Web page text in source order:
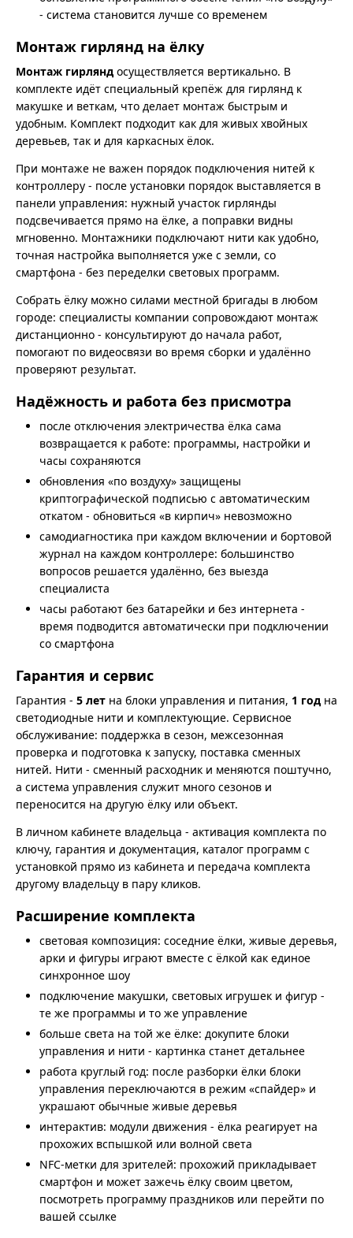
- система становится лучше со временем
Монтаж гирлянд на ёлку
Монтаж гирляндосуществляется вертикально. В
комплекте идёт специальный крепёж для гирлянд к
макушке и веткам, что делает монтаж быстрым и
удобным. Комплект подходит как для живых хвойных
деревьев, так и для каркасных ёлок.
При монтаже не важен порядок подключения нитей к
контроллеру - после установки порядок выставляется в
панели управления: нужный участок гирлянды
подсвечивается прямо на ёлке, а поправки видны
мгновенно. Монтажники подключают нити как удобно,
точная настройка выполняется уже с земли, со
смартфона - без переделки световых программ.
Собрать ёлку можно силами местной бригады в любом
городе: специалисты компании сопровождают монтаж
дистанционно - консультируют до начала работ,
помогают по видеосвязи во время сборки и удалённо
проверяют результат.
Надёжность и работа без присмотра
после отключения электричества ёлка сама
возвращается к работе: программы, настройки и
часы сохраняются
обновления «по воздуху» защищены
криптографической подписью с автоматическим
откатом - обновиться «в кирпич» невозможно
самодиагностика при каждом включении и бортовой
журнал на каждом контроллере: большинство
вопросов решается удалённо, без выезда
специалиста
часы работают без батарейки и без интернета -
время подводится автоматически при подключении
со смартфона
Гарантия и сервис
Гарантия - 5 лет на блоки управления и питания, 1 годна
светодиодные нити и комплектующие. Сервисное
обслуживание: поддержка в сезон, межсезонная
проверка и подготовка к запуску, поставка сменных
нитей. Нити - сменный расходник и меняются поштучно,
а система управления служит много сезонов и
переносится на другую ёлку или объект.
В личном кабинете владельца - активация комплекта по
ключу, гарантия и документация, каталог программ с
установкой прямо из кабинета и передача комплекта
другому владельцу в пару кликов.
Расширение комплекта
световая композиция: соседние ёлки, живые деревья,
арки и фигуры играют вместе с ёлкой как единое
синхронное шоу
подключение макушки, световых игрушек и фигур -
те же программы и то же управление
больше света на той же ёлке: докупите блоки
управления и нити - картинка станет детальнее
работа круглый год: после разборки ёлки блоки
управления переключаются в режим «спайдер» и
украшают обычные живые деревья
интерактив: модули движения - ёлка реагирует на
прохожих вспышкой или волной света
NFC-метки для зрителей: прохожий прикладывает
смартфон и может зажечь ёлку своим цветом,
посмотреть программу праздников или перейти по
вашей ссылке